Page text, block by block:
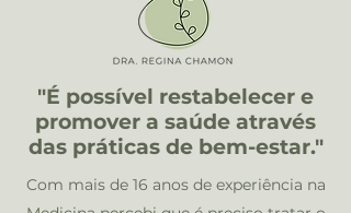
"É possível restabelecer e
promover a saúde através
das práticas de bem-estar."
Com mais de 16 anos de experiência na